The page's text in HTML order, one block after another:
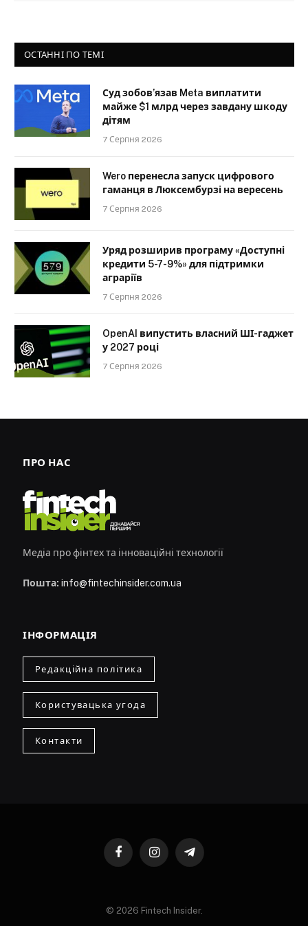
ОСТАННІ ПО ТЕМІ
Суд зобов’язав Meta виплатити
майже $1 млрд через завдану шкоду
дітям
7 Серпня 2026
Wero перенесла запуск цифрового
гаманця в Люксембурзі на вересень
7 Серпня 2026
Уряд розширив програму «Доступні
кредити 5-7-9%» для підтримки
аграріїв
7 Серпня 2026
OpenAI випустить власний ШІ-гаджет
у 2027 році
7 Серпня 2026
ПРО НАС
Медіа про фінтех та інноваційні технології
Пошта: info@fintechinsider.com.ua
ІНФОРМАЦІЯ
Редакційна політика
Користувацька угода
Контакти
FacebookInstagramTelegram
© 2026 Fintech Insider.